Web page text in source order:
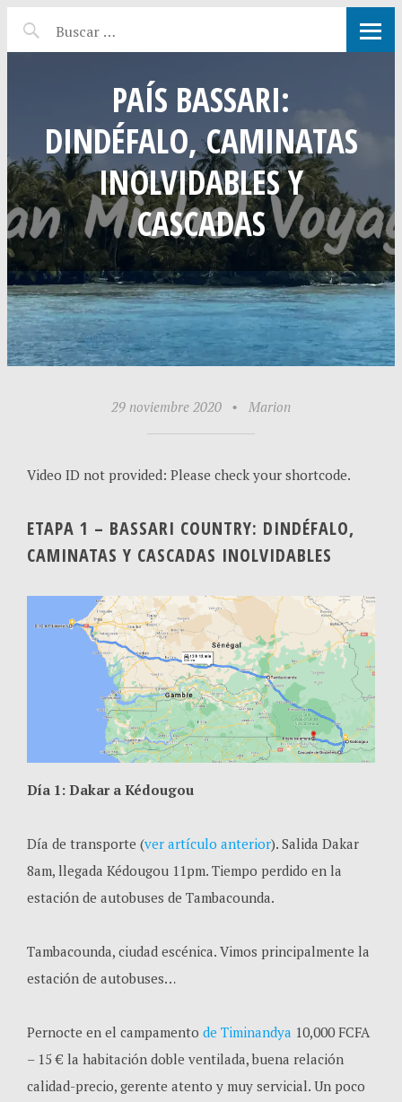
PAÍS BASSARI:
DINDÉFALO, CAMINATAS
INOLVIDABLES Y
CASCADAS
29 noviembre 2020 • Marion
Video ID not provided: Please check your shortcode.
ETAPA 1 – BASSARI COUNTRY: DINDÉFALO,
CAMINATAS Y CASCADAS INOLVIDABLES
Día 1: Dakar a Kédougou
Día de transporte (ver artículo anterior). Salida Dakar
8am, llegada Kédougou 11pm. Tiempo perdido en la
estación de autobuses de Tambacounda.
Tambacounda, ciudad escénica. Vimos principalmente la
estación de autobuses…
Pernocte en el campamento de Timinandya 10,000 FCFA
– 15 € la habitación doble ventilada, buena relación
calidad-precio, gerente atento y muy servicial. Un poco